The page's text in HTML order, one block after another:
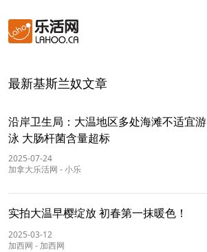
最新基斯兰奴文章
沿岸卫生局：大温地区多处海滩不适宜游
泳 大肠杆菌含量超标
2025-07-24
加拿大乐活网 -小乐
实拍大温早樱绽放 初春第一抹暖色！
2025-03-12
加西网 - 加西网